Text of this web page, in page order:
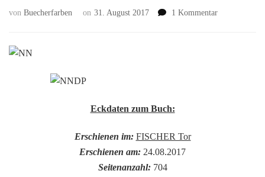
von Buecherfarben on 31. August 2017 1 Kommentarzu
Eckdaten zum Buch:
Erschienen im: FISCHER Tor
Erschienen am: 24.08.2017
Seitenanzahl:704